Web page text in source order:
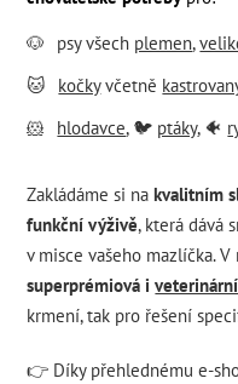
🐶
psy všech plemen,
🐱
kočkyvčetně
🐹
hlodavce, 🐦 ptáky, 🐠
Zakládáme si nakvalitním
funkční výživě, která dává
v misce vašeho mazlíčka.
superprémiová i
krmení, tak pro řešení
👉 Díky přehlednému e-